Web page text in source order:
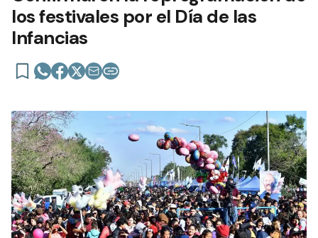
los festivales por el Día de las
Infancias